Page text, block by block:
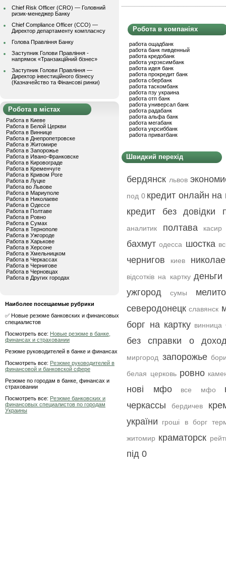
Chief Risk Officer (CRO) — Головний
ризик-менеджер Банку
Chief Compliance Officer (CCO) —
Директор департаменту комплаєнсу
Голова Правління Банку
Заступник Голови Правління -
напрямок «Транзакційний бізнес»
Заступник Голови Правління —
Директор інвестиційного бізнесу
(Казначейство та Фінансові ринки)
Робота в містах
Работа в Киеве
Работа в Белой Церкви
Работа в Виннице
Работа в Днепропетровске
Работа в Житомире
Работа в Запорожье
Работа в Ивано-Франковске
Работа в Кировограде
Работа в Кременчуге
Работа в Кривом Роге
Работа в Луцке
Работа во Львове
Работа в Мариуполе
Работа в Николаеве
Работа в Одессе
Работа в Полтаве
Работа в Ровно
Работа в Сумах
Работа в Тернополе
Работа в Ужгороде
Работа в Харькове
Работа в Херсоне
Работа в Хмельницком
Работа в Черкассах
Работа в Чернигове
Работа в Черновцах
Работа в Других городах
Наиболее посещаемые рубрики
✅ Новые резюме банковских и финансовых
специалистов
Посмотреть все: Новые резюме в банке,
финансах и страховании
Резюме руководителей в банке и финансах
Посмотреть все: Резюме руководителей в
финансовой и банковской сфере
Резюме по городам в банке, финансах и
страховании
Посмотреть все: Резюме банковских и
финансовых специалистов по городам
Украины
Робота в компаніях
работа ощадбанк
работа банк пивденный
работа кредобанк
работа укрэксимбанк
работа идея банк
работа прокредит банк
работа сбербанк
работа таскомбанк
работа пзу украина
работа отп банк
работа универсал банк
работа радабанк
работа альфа банк
работа мегабанк
работа укрсиббанк
работа приватбанк
Швидкий перехід
бердянск львов
под 0 кредит онлайн на
кредит без довідки
аналитик полтава касир
бахмут одесса шостка
чернигов киев
відсотків на картку
ужгород
сумы
северодонецк славянск
борг на картку винница
без справки о
миргород запорожье
белая церковь ровно
нові мфо все мфо
черкассы
бердичев
україни
гроші в борг
житомир краматорск
під 0